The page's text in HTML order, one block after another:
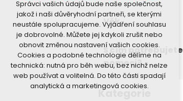
Více informací o cookies na našem webu
Přijmout všechny cookies
Odmítnout vše
Správci vašich údajů bude naše společnost,
jakož i naši důvěryhodní partneři, se kterými
neustále spolupracujeme. Vyjádření souhlasu
je dobrovolné. Můžete jej kdykoli zrušit nebo
obnovit změnou nastavení vašich cookies.
Cookies a podobné technologie dělíme na
technická: nutná pro běh webu, bez nichž nelze
web používat a volitelná. Do této části spadají
analytická a marketingová cookies.
Věk
S čím potřebujete
pomoci?
Kategorie